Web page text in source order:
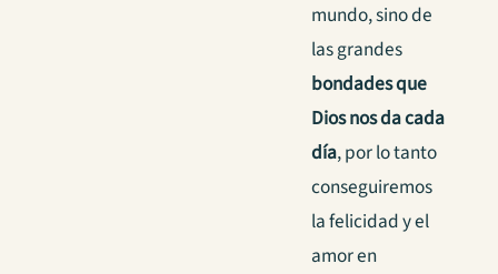
mundo, sino de
las grandes
bondades que
Dios nos da cada
día, por lo tanto
conseguiremos
la felicidad y el
amor en